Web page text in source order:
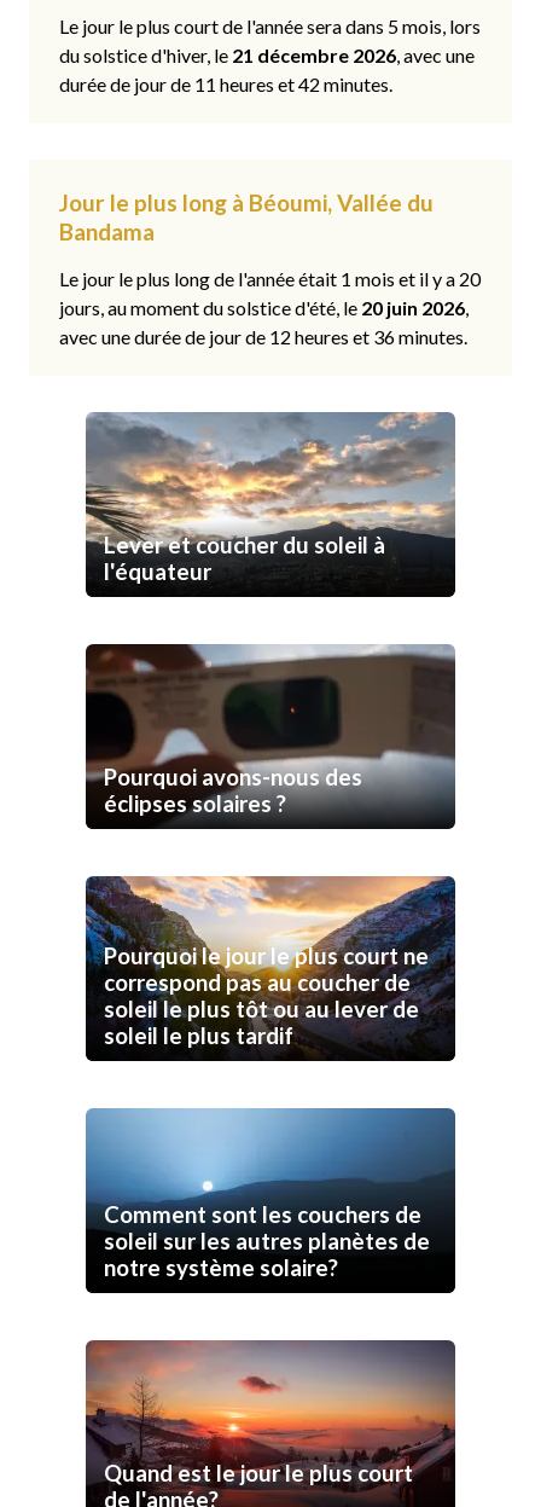
Le jour le plus court de l'année sera dans 5 mois, lors
du solstice d'hiver, le 21 décembre 2026, avec une
durée de jour de 11 heures et 42 minutes.
Jour le plus long à Béoumi, Vallée du
Bandama
Le jour le plus long de l'année était 1 mois et il y a 20
jours, au moment du solstice d'été, le 20 juin 2026,
avec une durée de jour de 12 heures et 36 minutes.
Lever et coucher du soleil à
l'équateur
Pourquoi avons-nous des
éclipses solaires ?
Pourquoi le jour le plus court ne
correspond pas au coucher de
soleil le plus tôt ou au lever de
soleil le plus tardif
Comment sont les couchers de
soleil sur les autres planètes de
notre système solaire?
Quand est le jour le plus court
de l'année?